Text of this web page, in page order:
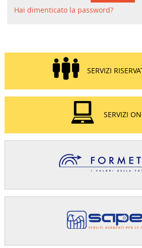
Hai dimenticato la password?
SERVIZI
SERVIZI